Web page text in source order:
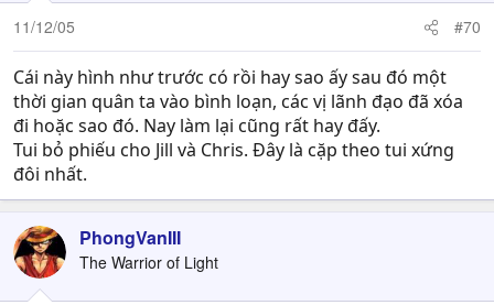
11/12/05 #70
Cái này hình như trước có rồi hay sao ấy sau đó một
thời gian quân ta vào bình loạn, các vị lãnh đạo đã xóa
đi hoặc sao đó. Nay làm lại cũng rất hay đấy.
Tui bỏ phiếu cho Jill và Chris. Đây là cặp theo tui xứng
đôi nhất.
PhongVanIII
The Warrior of Light